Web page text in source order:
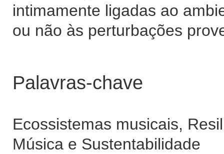
intimamente ligadas ao
ou não às perturbações
Palavras-chave
Ecossistemas musicais,
Música e Sustentabilidade